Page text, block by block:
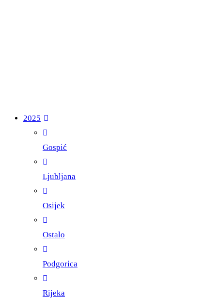
2025
Gospić
Ljubljana
Osijek
Ostalo
Podgorica
Rijeka